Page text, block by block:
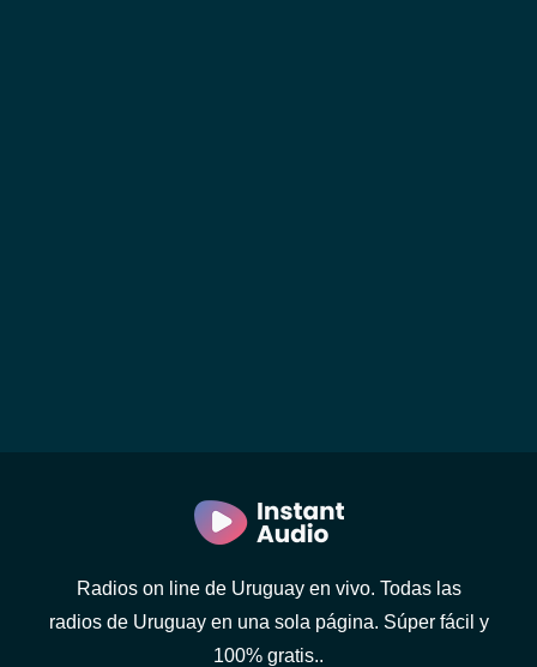
Radios on line de Uruguay en vivo. Todas las
radios de Uruguay en una sola página. Súper fácil y
100% gratis..